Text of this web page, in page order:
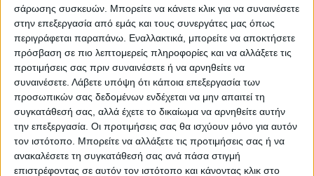
σάρωσης συσκευών. Μπορείτε να κάνετε κλικ για να συναινέσετε
στην επεξεργασία από εμάς και τους συνεργάτες μας όπως
περιγράφεται παραπάνω. Εναλλακτικά, μπορείτε να αποκτήσετε
πρόσβαση σε πιο λεπτομερείς πληροφορίες και να αλλάξετε τις
προτιμήσεις σας πριν συναινέσετε ή να αρνηθείτε να
συναινέσετε. Λάβετε υπόψη ότι κάποια επεξεργασία των
προσωπικών σας δεδομένων ενδέχεται να μην απαιτεί τη
συγκατάθεσή σας, αλλά έχετε το δικαίωμα να αρνηθείτε αυτήν
την επεξεργασία. Οι προτιμήσεις σας θα ισχύουν μόνο για αυτόν
τον ιστότοπο. Μπορείτε να αλλάξετε τις προτιμήσεις σας ή να
ανακαλέσετε τη συγκατάθεσή σας ανά πάσα στιγμή
επιστρέφοντας σε αυτόν τον ιστότοπο και κάνοντας κλικ στο
ΘΕΜΑ ΤΗΣ ΗΜΕΡΑΣ
Αν μπορούσατε να φύγετε τώρα για
διακοπές θα προτιμούσατε βουνό ή
θάλασσα;